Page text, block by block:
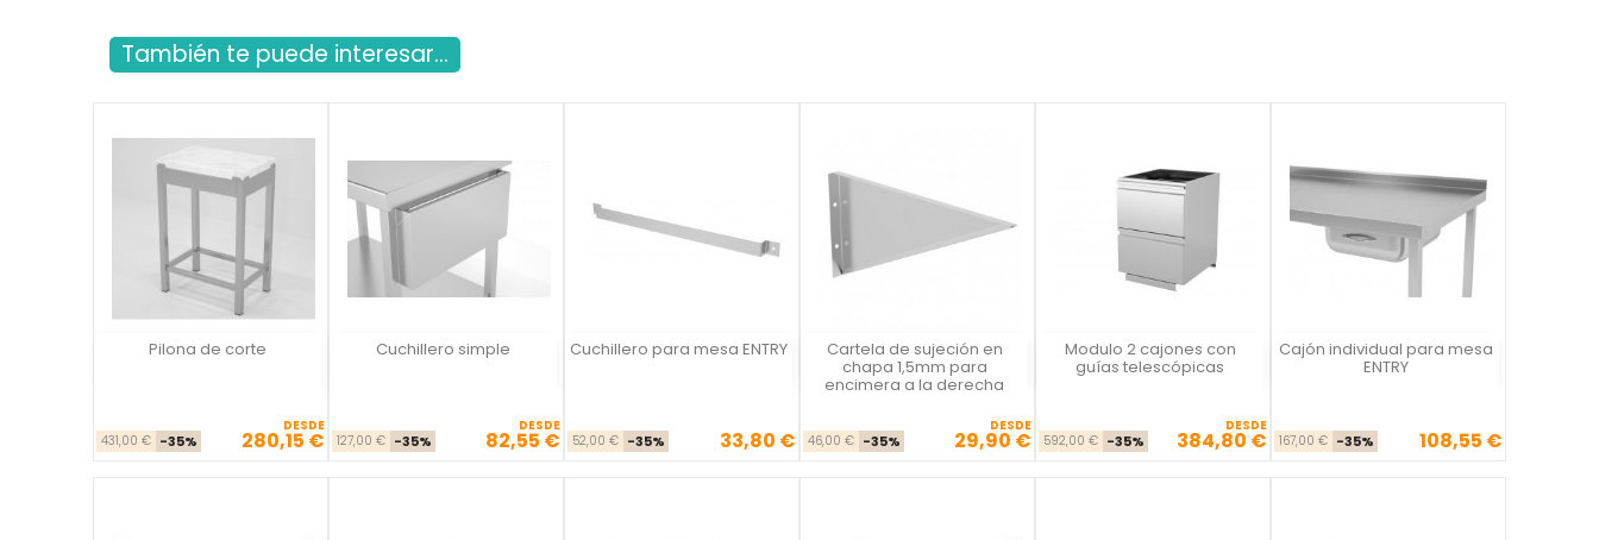
También te puede interesar...
Pilona de corte
Precio base
431,00 € -35% Precio
DESDE
280,15 €
Vista rápida Cuchillero simple
Precio base
127,00 € -35% Precio
DESDE
82,55 €
Vista rápida Cuchillero para mesa ENTRY
Precio base
52,00 € -35% Precio
33,80 €

Vista rápida Cartela de sujeción en
chapa 1,5mm para
encimera a la derecha
Precio base
46,00 € -35% Precio
DESDE
29,90 €

Vista rápida Modulo 2 cajones con
guías telescópicas
Precio base
592,00 € -35% Precio
DESDE
384,80 €
Vista rápida Cajón individual para mesa
ENTRY
Precio base
167,00 € -35% Precio
108,55 €

Vista rápida